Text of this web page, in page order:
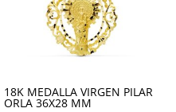
18K MEDALLA VIRGEN PILAR
ORLA 36X28 MM